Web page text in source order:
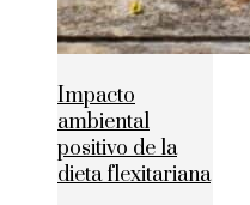
Impacto
ambiental
positivo de la
dieta flexitariana